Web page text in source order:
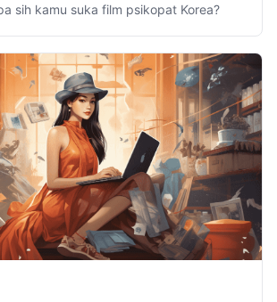
sih kamu suka film psikopat Korea?